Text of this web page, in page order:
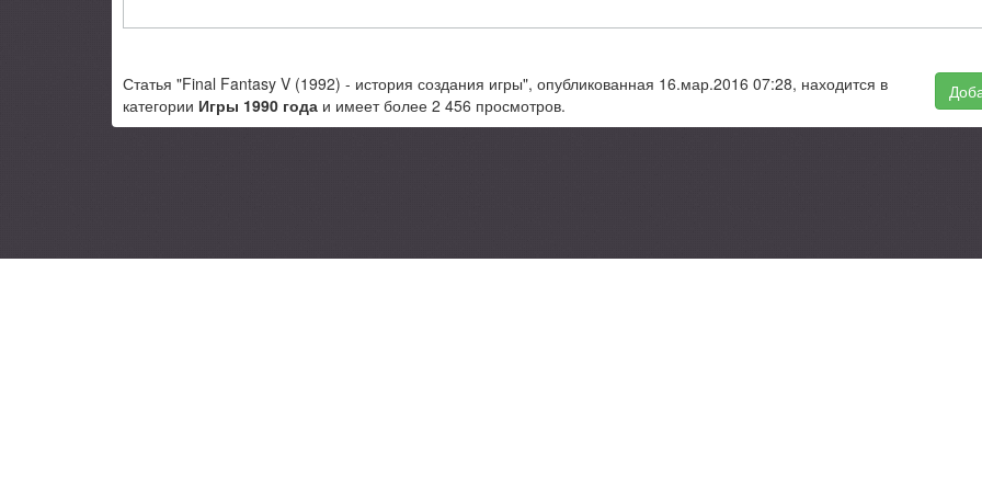
Статья "Final Fantasy V (1992) - история создания игры", опубликованная 16.мар.2016 07:28, находится в
категории Игры 1990 года и имеет более 2 456 просмотров.